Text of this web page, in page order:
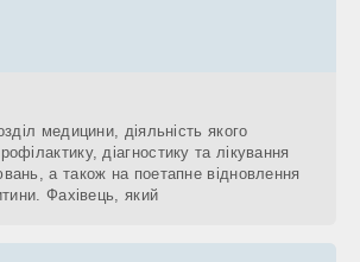
медицини, діяльність якого
діагностику та лікування
а також на поетапне відновлення
Фахівець, який